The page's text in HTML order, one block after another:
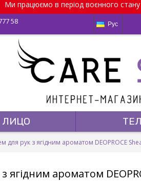
Ми працюємо в період воєнного
58 Рус
ЛИЦО
для рук з ягідним ароматом DEOPROCE
ягідним ароматом